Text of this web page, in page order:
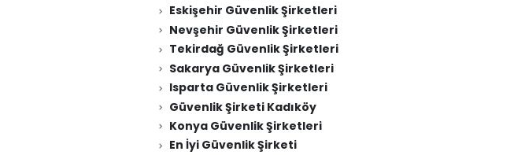
Eskişehir Güvenlik Şirketleri
Nevşehir Güvenlik Şirketleri
Tekirdağ Güvenlik Şirketleri
Sakarya Güvenlik Şirketleri
Isparta Güvenlik Şirketleri
Güvenlik Şirketi Kadıköy
Konya Güvenlik Şirketleri
En İyi Güvenlik Şirketi